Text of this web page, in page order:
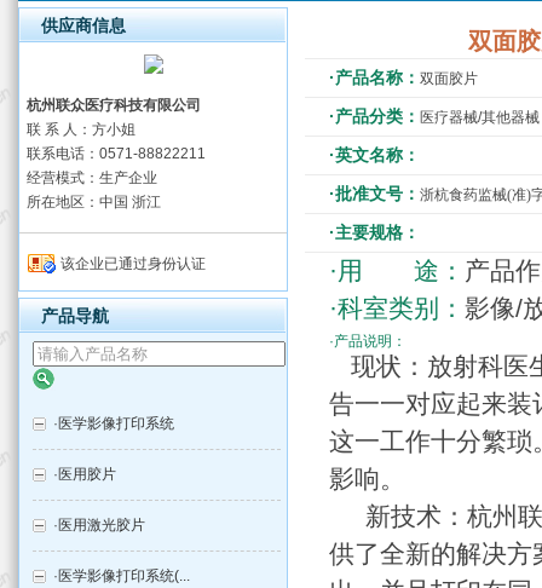
双面
·产品名称： 双面胶片
·产品分类： 医疗器械/其他器械
·英文名称：
·批准文号： 浙杭食药监械(准)
·主要规格：
·用 途： 产品
·科室类别： 影像/
·产品说明：
现状：放射科医
告一一对应起来装
这一工作十分繁琐
影响。
新技术：杭州联
供了全新的解决方
供应商信息
杭州联众医疗科技有限公司
联 系 人：方小姐
联系电话：0571-88822211
经营模式：生产企业
所在地区：中国 浙江
该企业已通过身份认证
产品导航
· 医学影像打印系统
· 医用胶片
· 医用激光胶片
· 医学影像打印系统(...